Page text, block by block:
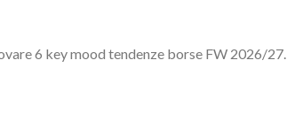
6 key mood tendenze borse FW 2026/27.